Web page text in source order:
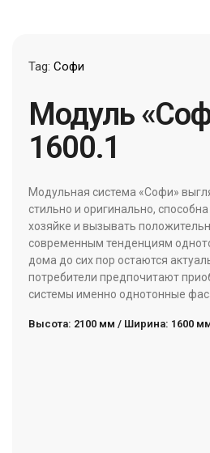
Модуль
1600.1
Модульная система «Софи»
стильно и оригинально,
хозяйке и вызывать
современным тенденциям
дома до сих пор остаются
потребители предпочитают
системы именно однотонные
Высота: 2100 мм / Ширина: 1600
Tag: Софи